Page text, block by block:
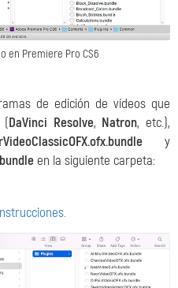
en Premiere Pro CS6
de edición de vídeos que
(DaVinci Resolve, Natron, etc.),
y
en la siguiente carpeta: